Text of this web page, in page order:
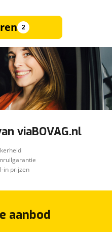
2
viaBOVAG.nl
in prijzen
aanbod